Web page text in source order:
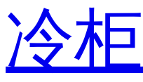
冷柜